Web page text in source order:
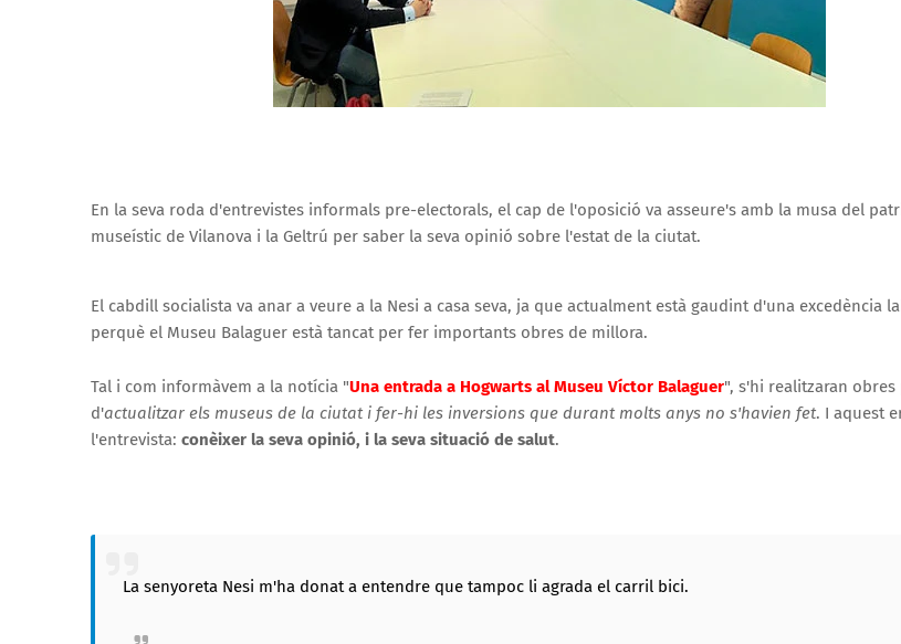
En la seva roda d'entrevistes informals pre-electorals, el cap de l'oposició va asseure's amb la musa del
museístic de Vilanova i la Geltrú per saber la seva opinió sobre l'estat de la ciutat.
El cabdill socialista va anar a veure a la Nesi a casa seva, ja que actualment està gaudint d'una excedència
perquè el Museu Balaguer està tancat per fer importants obres de millora.
Tal i com informàvem a la notícia "Una entrada a Hogwarts al Museu Víctor Balaguer", s'hi realitzaran obres
d'actualitzar els museus de la ciutat i fer-hi les inversions que durant molts anys no s'havien fet. I aquest
l'entrevista: conèixer la seva opinió, i la seva situació de salut.
La senyoreta Nesi m'ha donat a entendre que tampoc li agrada el carril bici.